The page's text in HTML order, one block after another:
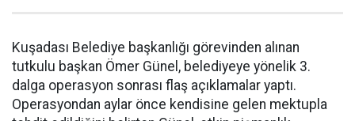
Kuşadası Belediye başkanlığı görevinden alınan
tutkulu başkan Ömer Günel, belediyeye yönelik 3.
dalga operasyon sonrası flaş açıklamalar yaptı.
Operasyondan aylar önce kendisine gelen mektupla